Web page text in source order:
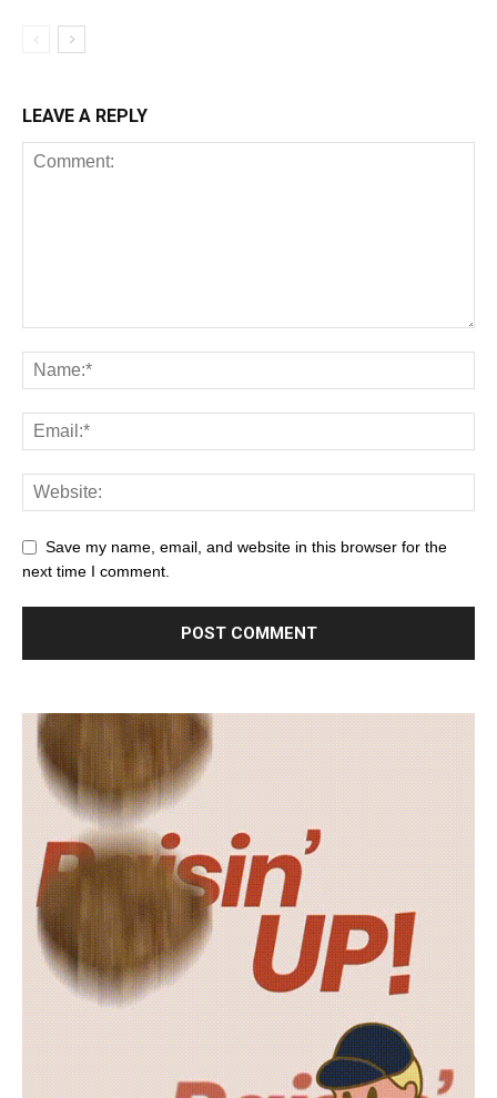
LEAVE A REPLY
Save my name, email, and website in this browser for the
next time I comment.